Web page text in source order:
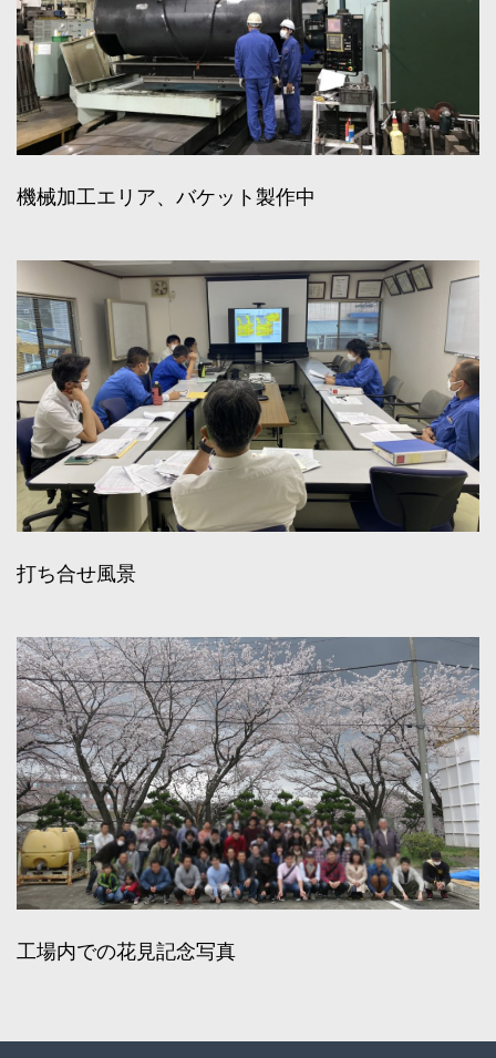
機械加工エリア、バケット製作中
打ち合せ風景
工場内での花見記念写真